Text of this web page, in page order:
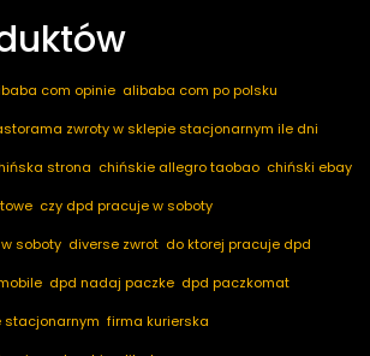
com opinie alibaba com po polsku
zwroty w sklepie stacjonarnym ile dni
strona chińskie allegro taobao chiński ebay
czy dpd pracuje w soboty
soboty diverse zwrot do ktorej pracuje dpd
dpd nadaj paczke dpd paczkomat
stacjonarnym firma kurierska